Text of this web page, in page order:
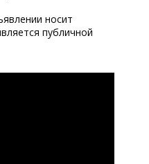
носит
публичной